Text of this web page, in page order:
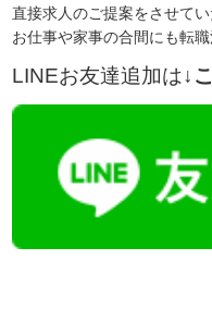
直接求人のご提案をさせて
お仕事や家事の合間にも転
LINEお友達追加は↓